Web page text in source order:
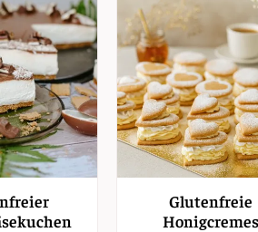
Glutenfreie
Honigcremes